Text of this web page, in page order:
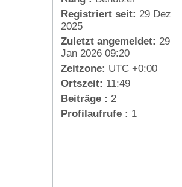
Registriert seit: 29 Dez
2025
Zuletzt angemeldet: 29
Jan 2026 09:20
Zeitzone: UTC +0:00
Ortszeit: 11:49
Beiträge : 2
Profilaufrufe : 1